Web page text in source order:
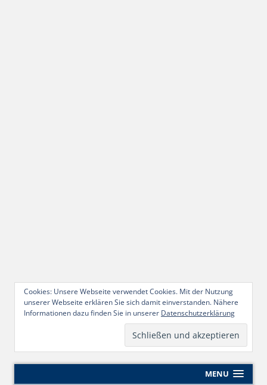
Cookies: Unsere Webseite verwendet Cookies. Mit der Nutzung
unserer Webseite erklären Sie sich damit einverstanden. Nähere
Informationen dazu finden Sie in unserer Datenschutzerklärung
MENU